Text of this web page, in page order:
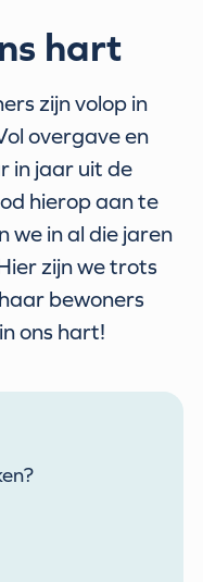
hart
zijn volop in
overgave en
in jaar uit de
hierop aan te
we in al die jaren
zijn we trots
bewoners
ons hart!